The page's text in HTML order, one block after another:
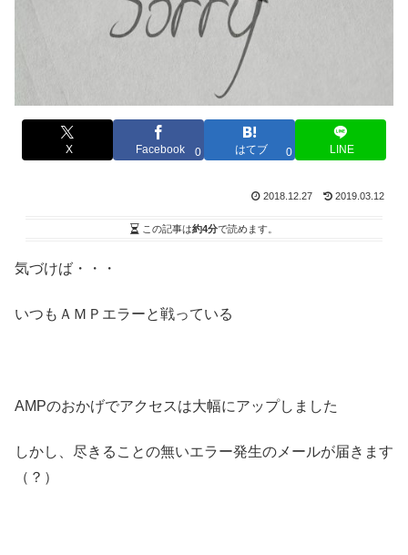
X Facebook 0 はてブ 0 LINE
2018.12.27 2019.03.12
この記事は約4分で読めます。
気づけば・・・
いつもＡＭＰエラーと戦っている
AMPのおかげでアクセスは大幅にアップしました
しかし、尽きることの無いエラー発生のメールが届きます
（？）